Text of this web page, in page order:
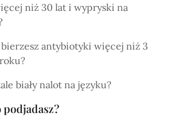
niż 30 lat i wypryski na
antybiotyki więcej niż 3
biały nalot na języku?
podjadasz?